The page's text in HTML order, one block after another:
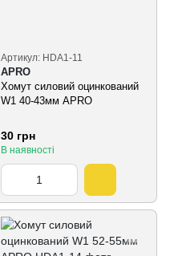
Артикул: HDA1-11
APRO
Хомут силовий оцинкований
W1 40-43мм APRO
30 грн
В наявності